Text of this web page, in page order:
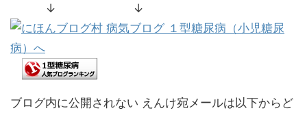
↓ ↓
ブログ内に公開されない えんけ宛メールは以下からど